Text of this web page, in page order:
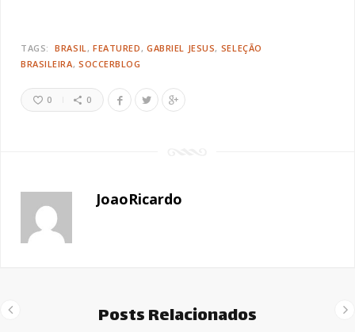
TAGS: BRASIL FEATURED GABRIEL JESUS SELEÇÃO
BRASILEIRA SOCCERBLOG
0 0
JoaoRicardo
Posts Relacionados